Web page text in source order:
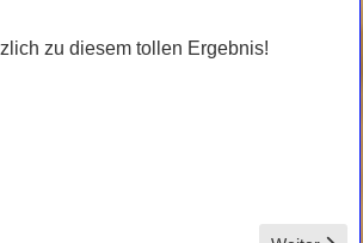
zu diesem tollen Ergebnis!